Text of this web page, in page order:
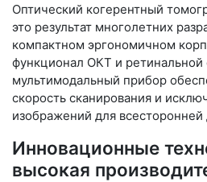
Оптический когерентный
это результат многолетних
компактном эргономичном
функционал ОКТ и
мультимодальный прибор
скорость сканирования и
изображений для всесторонней
Инновационные
высокая